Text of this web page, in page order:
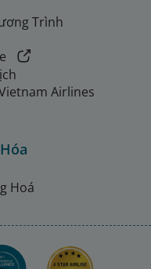
Trình
Airlines
Hoá